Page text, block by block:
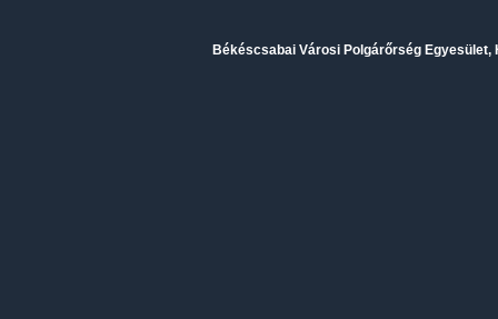
Békéscsabai Városi Polgárőrség Egyesület,